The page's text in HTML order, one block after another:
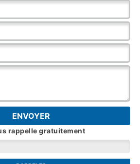
rappelle gratuitement